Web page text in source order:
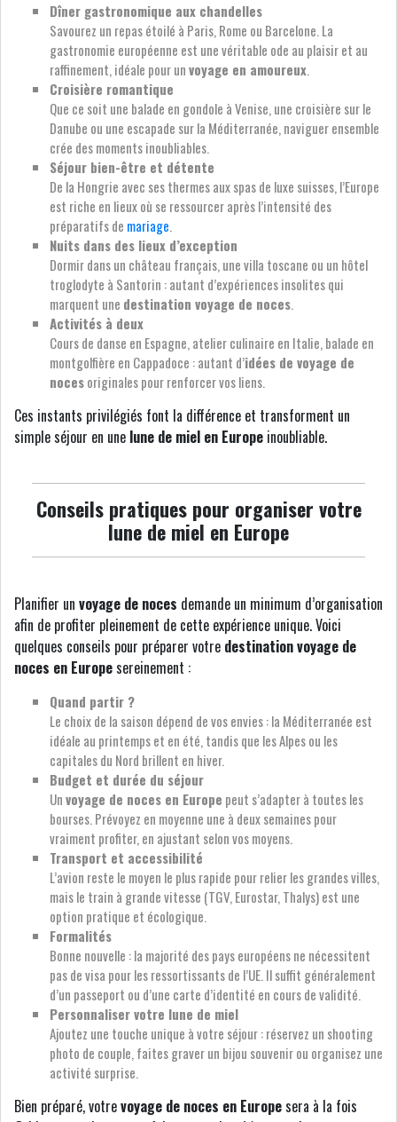
Dîner gastronomique aux chandelles
Savourez un repas étoilé à Paris, Rome ou Barcelone. La
gastronomie européenne est une véritable ode au plaisir et au
raffinement, idéale pour unvoyage en amoureux.
Croisière romantique
Que ce soit une balade en gondole à Venise, une croisière sur le
Danube ou une escapade sur la Méditerranée, naviguer ensemble
crée des moments inoubliables.
Séjour bien-être et détente
De la Hongrie avec ses thermes aux spas de luxe suisses, l’Europe
est riche en lieux où se ressourcer après l’intensité des
préparatifs de mariage.
Nuits dans des lieux d’exception
Dormir dans un château français, une villa toscane ou un hôtel
troglodyte à Santorin : autant d’expériences insolites qui
marquent une destination voyage de noces.
Activités à deux
Cours de danse en Espagne, atelier culinaire en Italie, balade en
montgolfière en Cappadoce : autant d’idées de voyage de
nocesoriginales pour renforcer vos liens.
Ces instants privilégiés font la différence et transforment un
simple séjour en une lune de miel en Europe inoubliable.
Conseils pratiques pour organiser votre
lune de miel en Europe
Planifier un voyage de noces demande un minimum d’organisation
afin de profiter pleinement de cette expérience unique. Voici
quelques conseils pour préparer votre destination voyage de
noces en Europesereinement :
Quand partir ?
Le choix de la saison dépend de vos envies : la Méditerranée est
idéale au printemps et en été, tandis que les Alpes ou les
capitales du Nord brillent en hiver.
Budget et durée du séjour
Unvoyage de noces en Europe peut s’adapter à toutes les
bourses. Prévoyez en moyenne une à deux semaines pour
vraiment profiter, en ajustant selon vos moyens.
Transport et accessibilité
L’avion reste le moyen le plus rapide pour relier les grandes villes,
mais le train à grande vitesse (TGV, Eurostar, Thalys) est une
option pratique et écologique.
Formalités
Bonne nouvelle : la majorité des pays européens ne nécessitent
pas de visa pour les ressortissants de l’UE. Il suffit généralement
d’un passeport ou d’une carte d’identité en cours de validité.
Personnaliser votre lune de miel
Ajoutez une touche unique à votre séjour : réservez un shooting
photo de couple, faites graver un bijou souvenir ou organisez une
activité surprise.
Bien préparé, votrevoyage de noces en Europesera à la fois